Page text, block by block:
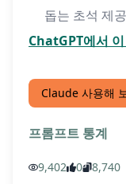
돕는 초석 제공
ChatGPT에서
Claude 사용해
프롬프트 통계
9,402 0 8,740